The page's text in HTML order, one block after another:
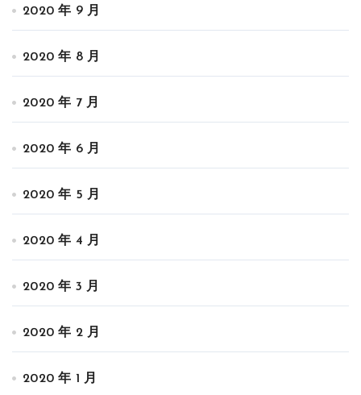
2020 年 9 月
2020 年 8 月
2020 年 7 月
2020 年 6 月
2020 年 5 月
2020 年 4 月
2020 年 3 月
2020 年 2 月
2020 年 1 月